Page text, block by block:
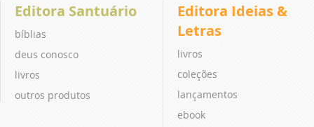
Editora Santuário
bíblias
deus conosco
livros
outros produtos
Editora Ideias &
Letras
livros
coleções
lançamentos
ebook